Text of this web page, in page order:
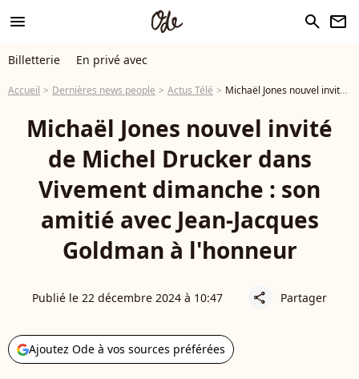
menu search newsletter
Billetterie En privé avec
Accueil Dernières news people Actus Télé Michaël Jones nouvel invité de Michel Drucker dans Vivement dimanche : son amitié avec Jean-Jacques Goldman à l'honneur
Michaël Jones nouvel invité
de Michel Drucker dans
Vivement dimanche : son
amitié avec Jean-Jacques
Goldman à l'honneur
Publié le 22 décembre 2024 à 10:47 share Partager
Ajoutez Ode à vos sources préférées